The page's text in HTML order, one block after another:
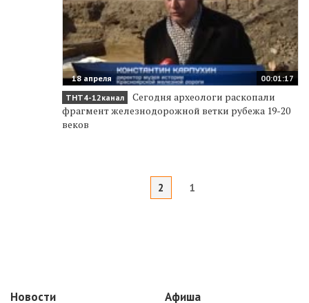
00:01:17
18 апреля
ТНТ4-12канал
Сегодня археологи раскопали
фрагмент железнодорожной ветки рубежа 19-20
веков
2 1
Новости
Афиша